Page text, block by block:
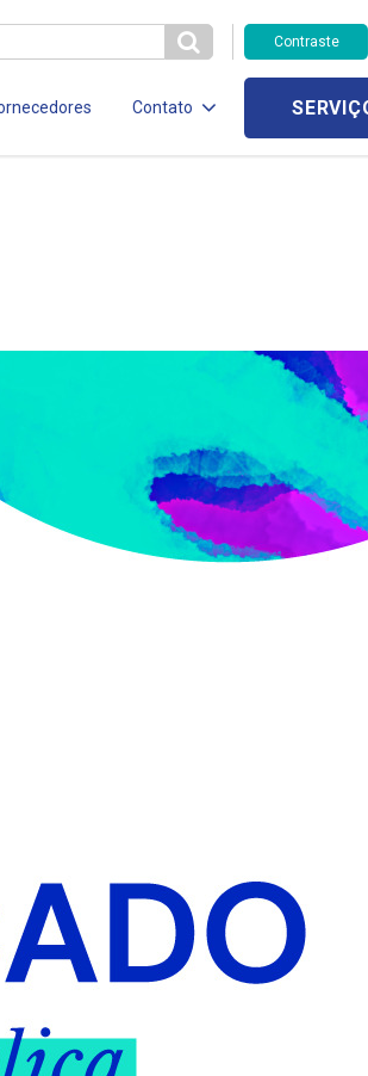
Contraste
Contato